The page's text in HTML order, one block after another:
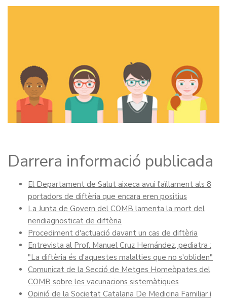
Darrera informació publicada
El Departament de Salut aixeca avui l'aïllament als 8
portadors de diftèria que encara eren positius
La Junta de Govern del COMB lamenta la mort del
nendiagnosticat de diftèria
Procediment d'actuació davant un cas de diftèria
Entrevista al Prof. Manuel Cruz Hernández, pediatra :
"La diftèria és d'aquestes malalties que no s'obliden"
Comunicat de la Secció de Metges Homeòpates del
COMB sobre les vacunacions sistemàtiques
Opinió de la Societat Catalana De Medicina Familiar i